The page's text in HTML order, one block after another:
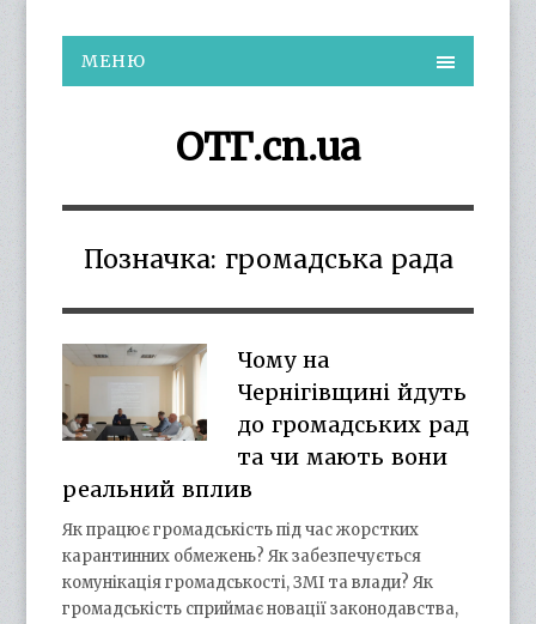
МЕНЮ
ОТГ.cn.ua
Позначка: громадська рада
Чому на
Чернігівщині йдуть
до громадських рад
та чи мають вони
реальний вплив
Як працює громадськість під час жорстких
карантинних обмежень? Як забезпечується
комунікація громадськості, ЗМІ та влади? Як
громадськість сприймає новації законодавства,